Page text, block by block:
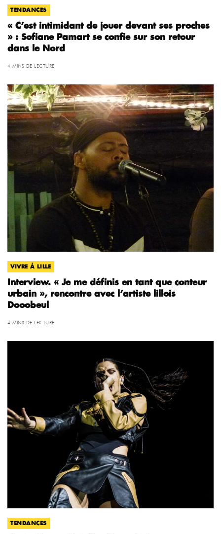
TENDANCES
« C’est intimidant de jouer devant ses proches
» : Sofiane Pamart se confie sur son retour
dans le Nord
4 MINS DE LECTURE
VIVRE À LILLE
Interview. « Je me définis en tant que conteur
urbain », rencontre avec l’artiste lillois
Dooobeul
4 MINS DE LECTURE
TENDANCES